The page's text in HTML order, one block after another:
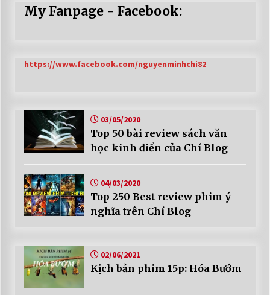
My Fanpage - Facebook:
https://www.facebook.com/nguyenminhchi82
03/05/2020
Top 50 bài review sách văn
học kinh điển của Chí Blog
04/03/2020
Top 250 Best review phim ý
nghĩa trên Chí Blog
02/06/2021
Kịch bản phim 15p: Hóa Bướm